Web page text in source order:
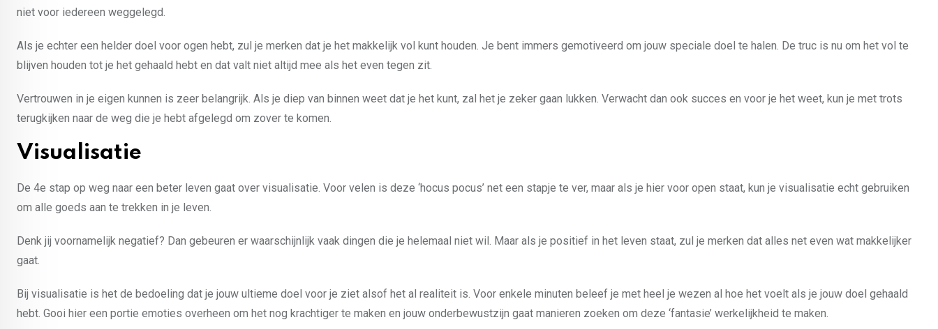
niet voor iedereen weggelegd.
Als je echter een helder doel voor ogen hebt, zul je merken dat je het makkelijk vol kunt houden. Je bent immers gemotiveerd om jouw speciale doel te halen. De truc is nu om het vol te
blijven houden tot je het gehaald hebt en dat valt niet altijd mee als het even tegen zit.
Vertrouwen in je eigen kunnen is zeer belangrijk. Als je diep van binnen weet dat je het kunt, zal het je zeker gaan lukken. Verwacht dan ook succes en voor je het weet, kun je met trots
terugkijken naar de weg die je hebt afgelegd om zover te komen.
Visualisatie
De 4e stap op weg naar een beter leven gaat over visualisatie. Voor velen is deze ‘hocus pocus’ net een stapje te ver, maar als je hier voor open staat, kun je visualisatie echt gebruiken
om alle goeds aan te trekken in je leven.
Denk jij voornamelijk negatief? Dan gebeuren er waarschijnlijk vaak dingen die je helemaal niet wil. Maar als je positief in het leven staat, zul je merken dat alles net even wat makkelijker
gaat.
Bij visualisatie is het de bedoeling dat je jouw ultieme doel voor je ziet alsof het al realiteit is. Voor enkele minuten beleef je met heel je wezen al hoe het voelt als je jouw doel gehaald
hebt. Gooi hier een portie emoties overheen om het nog krachtiger te maken en jouw onderbewustzijn gaat manieren zoeken om deze ‘fantasie’ werkelijkheid te maken.